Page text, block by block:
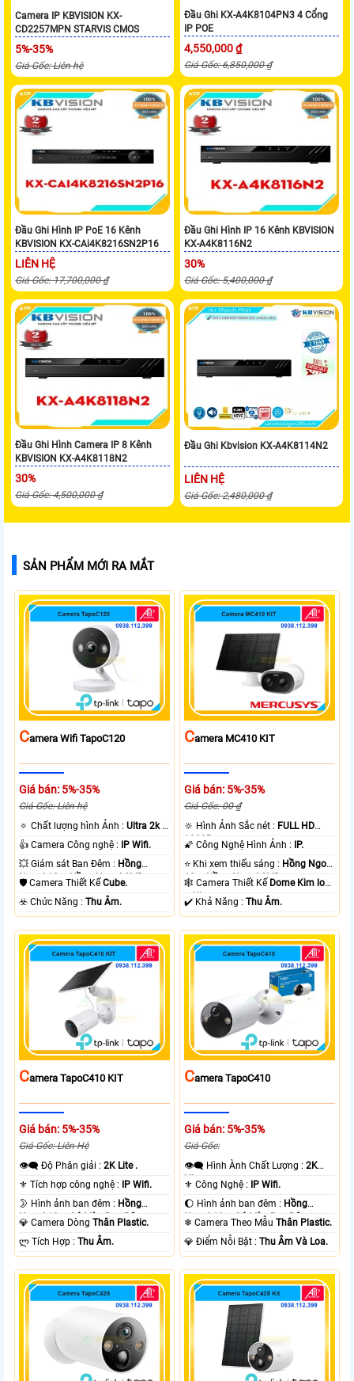
Camera IP KBVISION KX-
CD2257MPN STARVIS CMOS
5%-35%
Giá Gốc: Liên hệ
Đầu Ghi KX-A4K8104PN3 4 Cổng
IP POE
4,550,000 ₫
Giá Gốc: 6,850,000 ₫
Đầu Ghi Hình IP PoE 16 Kênh
KBVISION KX-CAi4K8216SN2P16
LIÊN HỆ
Giá Gốc: 17,700,000 ₫
Đầu Ghi Hình IP 16 Kênh KBVISION
KX-A4K8116N2
30%
Giá Gốc: 5,400,000 ₫
Đầu Ghi Hình Camera IP 8 Kênh
KBVISION KX-A4K8118N2
30%
Giá Gốc: 4,500,000 ₫
Đầu Ghi Kbvision KX-A4K8114N2
LIÊN HỆ
Giá Gốc: 2,480,000 ₫
SẢN PHẨM MỚI RA MẮT
CAmera Wifi TapoC120
Giá bán: 5%-35%
Giá Gốc: Liên hệ
🔅 Chất lượng hình Ảnh :Ultra 2k +
.
👍 Camera Công nghệ : IP Wifi.
💥 Giám sát Ban Đêm : Hồng
Ngoại 10m Hồng Ngoại SMD.
🛡 Camera Thiết KếCube.
️☣️ Chức Năng :Thu Âm.
CAmera MC410 KIT
Giá bán: 5%-35%
Giá Gốc: 00 ₫
🔆 Hình Ảnh Sắc nét : FULL HD
1080P .
🌠 Công Nghệ Hình Ảnh : IP.
⭐ Khi xem thiếu sáng : Hồng Ngoại
10m Hồng Ngoại SMD.
🕸️ Camera Thiết Kế Dome Kim loại
+ Nhựa.
️✔️ Khả Năng :Thu Âm.
CAmera TapoC410 KIT
Giá bán: 5%-35%
Giá Gốc: Liên Hệ
👁️‍🗨 Độ Phân giải :2K Lite .
⚜️ Tích hợp công nghệ : IP Wifi.
🌛 Hình ảnh ban đêm : Hồng
Ngoại 10m Có Màu Ban Ðêm.
💎 Camera DòngThân Plastic.
️ლ Tích Hợp :Thu Âm.
CAmera TapoC410
Giá bán: 5%-35%
Giá Gốc:
👁️‍🗨 Hình Ành Chất Lượng :2K
Lite .
⚜️ Công Nghệ : IP Wifi.
🌔 Hình ảnh ban đêm : Hồng
Ngoại 10m Có Màu Ban Ðêm.
❄ Camera Theo MẫuThân Plastic.
️💎 Điểm Nỗi Bật :Thu Âm Và Loa.